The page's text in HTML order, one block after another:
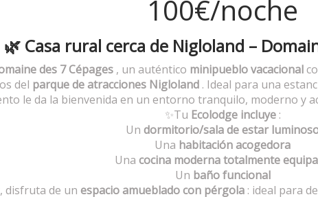
100€/noche
🌿 Casa rural cerca de Nigloland –
des 7 Cépages, un auténtico minipueblo vacacional
del parque de atracciones Nigloland. Ideal para una
le da la bienvenida en un entorno tranquilo, moderno y
✨Tu Ecolodge incluye:
Un dormitorio/sala de estar
Una habitación acogedora
Una cocina moderna totalmente
Un baño funcional
disfruta de un espacio amueblado con pérgola : ideal para